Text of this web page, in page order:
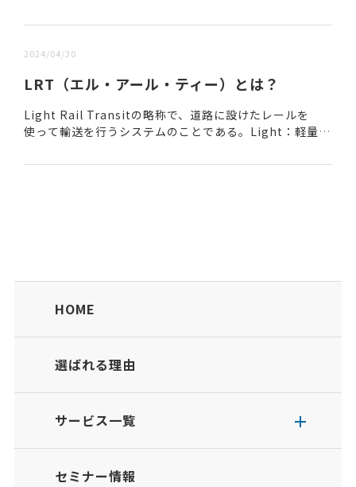
2024/04/30
LRT（エル・アール・ティー）とは？
Light Rail Transitの略称で、道路に設けたレールを
使って輸送を行うシステムのことである。Light：軽量・
と比べ車両や軌道...
HOME
選ばれる理由
サービス一覧
セミナー情報